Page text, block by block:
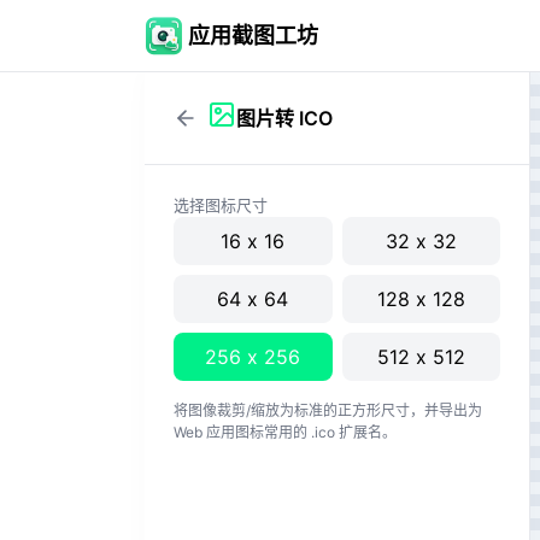
应用截图工坊
图片转 ICO
选择图标尺寸
16 x 16 32 x 32
64 x 64 128 x 128
256 x 256 512 x 512
将图像裁剪/缩放为标准的正方形尺寸，并导出为
Web 应用图标常用的 .ico 扩展名。